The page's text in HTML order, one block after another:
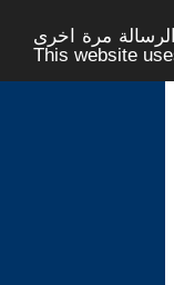
مرة اخرى -
This website